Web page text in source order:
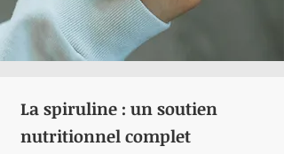
La spiruline : un soutien
nutritionnel complet